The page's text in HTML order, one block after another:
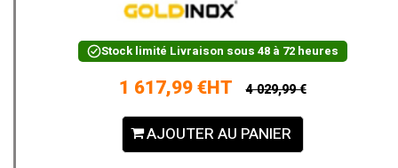
Stock limité Livraison sous 48 à 72 heures
1 617,99 €HT 4 029,99 €
AJOUTER AU PANIER